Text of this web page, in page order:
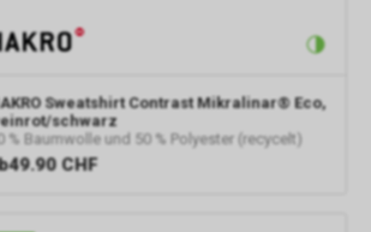
Sweatshirt Contrast Mikralinar® Eco,
schwarz
% Baumwolle und 50 % Polyester (recycelt)
49.90 CHF